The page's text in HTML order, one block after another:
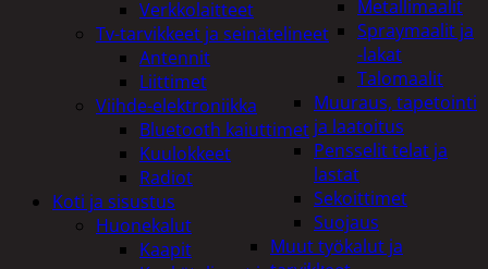
Metallimaalit
Spraymaalit ja
-lakat
Talomaalit
Muuraus, tapetointi
ja laatoitus
Pensselit telat ja
lastat
Sekoittimet
Suojaus
Muut työkalut ja
Verkkolaitteet
Tv-tarvikkeet ja seinätelineet
Antennit
Liittimet
Viihde-elektroniikka
Bluetooth kaiuttimet
Kuulokkeet
Radiot
Koti ja sisustus
Huonekalut
Kaapit